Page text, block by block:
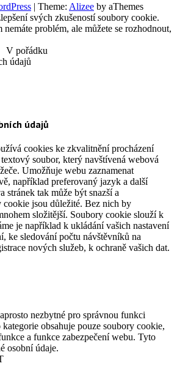
| Theme: Alizee by aThemes
svých zkušeností soubory cookie.
nemáte problém, ale můžete se rozhodnout,
V pořádku
údajů
údajů
cookies ke zkvalitnění procházení
soubor, který navštívená webová
Umožňuje webu zaznamenat
například preferovaný jazyk a další
stránek tak může být snazší a
jsou důležité. Bez nich by
složitější. Soubory cookie slouží k
je například k ukládání vašich nastavení
ke sledování počtu návštěvníků na
nových služeb, k ochraně vašich dat.
nezbytné pro správnou funkci
obsahuje pouze soubory cookie,
a funkce zabezpečení webu. Tyto
osobní údaje.